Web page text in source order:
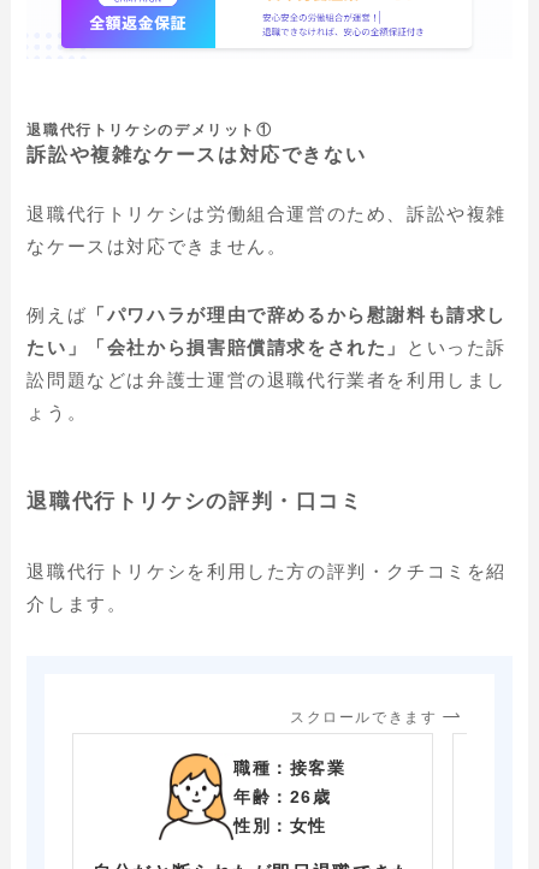
退職代行トリケシのデメリット①
訴訟や複雑なケースは対応できない
退職代行トリケシは労働組合運営のため、訴訟や複雑
なケースは対応できません。
例えば 「パワハラが理由で辞めるから慰謝料も請求し
たい」「会社から損害賠償請求をされた」
といった訴
訟問題などは弁護士運営の退職代行業者を利用しまし
ょう。
退職代行トリケシの評判・口コミ
退職代行トリケシを利用した方の評判・クチコミを紹
介します。
スクロールできます
職種：接客業
年齢：26歳
性別：女性